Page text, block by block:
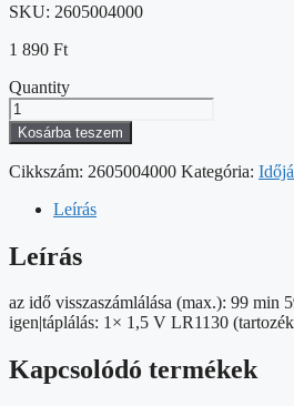
SKU: 2605004000
1 890 Ft
Quantity
EMOS
Digitális
konyhai
időzítő
mennyiség
Kosárba teszem
Cikkszám: 2605004000 Kategória:
Leírás
Leírás
az idő visszaszámlálása (max.): 99 min
igen|táplálás: 1× 1,5 V LR1130
Kapcsolódó termékek